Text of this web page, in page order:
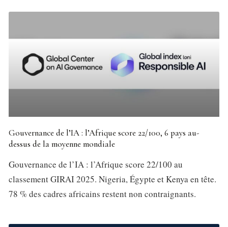
Gouvernance de l’IA : l’Afrique score 22/100, 6 pays au-
dessus de la moyenne mondiale
Gouvernance de l’IA : l’Afrique score 22/100 au
classement GIRAI 2025. Nigeria, Égypte et Kenya en tête.
78 % des cadres africains restent non contraignants.